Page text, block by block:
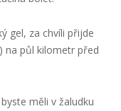
gel, za chvíli přijde
na půl kilometr před
měli v žaludku